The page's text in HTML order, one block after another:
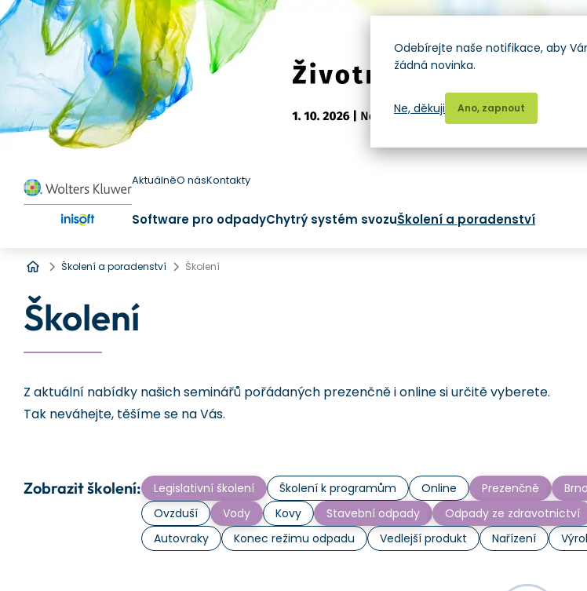
AktuálněO násKontakty
Software pro odpadyChytrý systém svozuŠkolení a poradenství
Úvod
Školení a poradenství Školení
Školení
Z aktuální nabídky našich seminářů pořádaných prezenčně i online si určitě vyberete.
Tak neváhejte, těšíme se na Vás.
Zobrazit školení: Legislativní školení Školení k programům Online Prezenčně Brno
Ovzduší
Vody Kovy Stavební odpady Odpady ze zdravotnictví
Autovraky
Konec režimu odpadu Vedlejší produkt Nařízení
Odebírejte naše notifikace, aby
žádná novinka.
Ano, zapnout
Ne, děkuji